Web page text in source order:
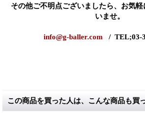
その他ご不明点ございましたら、お気
いませ。
info@g-baller.com / TEL;03-
この商品を買った人は、こんな商品も買